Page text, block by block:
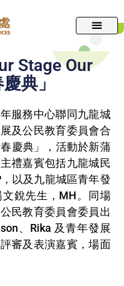
Stage Our
典」
服務中心聯同九龍城
及公民教育委員會合
慶典」，活動於新蒲
禮嘉賓包括九龍城民
以及九龍城區青年發
銳先生，MH。同場
民教育委員會委員出
、Rika 及青年發展
審及表演嘉賓，場面